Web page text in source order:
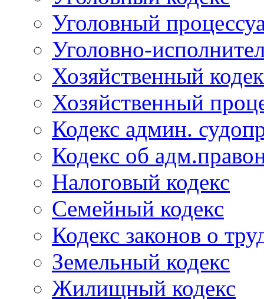
Уголовный
Уголовно-
Хозяйственный
Хозяйственный
Кодекс админ.
Кодекс об
Налоговый кодекс
Семейный кодекс
Кодекс законов о
Земельный кодекс
Жилищный кодекс